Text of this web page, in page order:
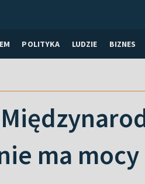
POLITYKA LUDZIE BIZNES
ma